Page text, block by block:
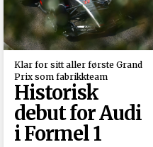
Klar for sitt aller første Grand
Prix som fabrikkteam
Historisk
debut for Audi
i Formel 1